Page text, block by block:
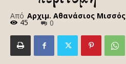
Από Αρχιμ. Αθανάσιος Μισσός
45 0